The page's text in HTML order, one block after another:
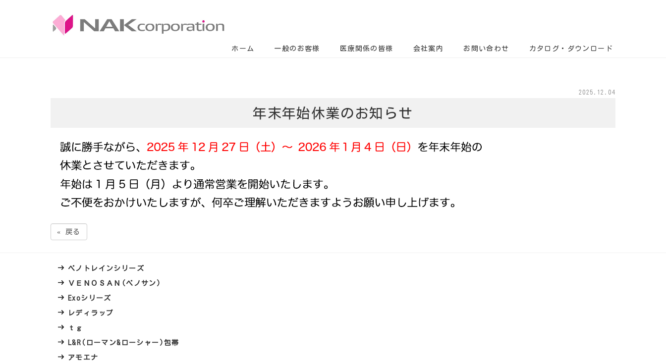
ホーム 一般のお客様 医療関係の皆様 会社案内 お問い合わせ カタログ・ダウンロード
2025.12.04
年末年始休業のお知らせ
« 戻る
ベノトレインシリーズ
ＶＥＮＯＳＡＮ(ベノサン)
Exoシリーズ
レディラップ
ｔｇ
L&R(ローマン&ローシャー)包帯
アモエナ